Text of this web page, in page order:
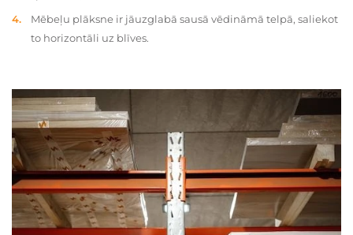
Mēbeļu plāksne ir jāuzglabā sausā vēdināmā telpā, saliekot
to horizontāli uz blīves.